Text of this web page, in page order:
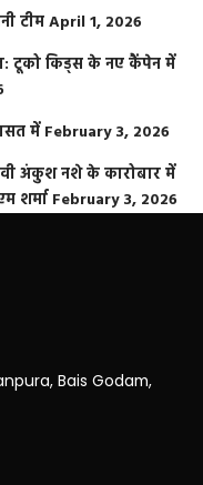
टीमApril 1, 2026
टूको किड्स के नए कैंपेन में
में February 3, 2026
अंकुश नशे के कारोबार में
शर्मा February 3, 2026
Bais Godam,